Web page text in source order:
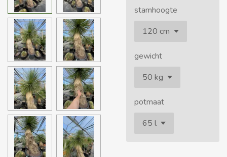
stamhoogte
gewicht
potmaat